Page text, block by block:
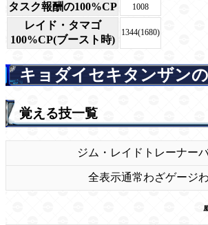
タスク報酬の100%CP 1008
レイド・タマゴ
100%CP(ブースト時)
1344(1680)
キョダイセキタンザン
覚える技一覧
ジム・レイド トレーナー
全表示通常わざゲージ